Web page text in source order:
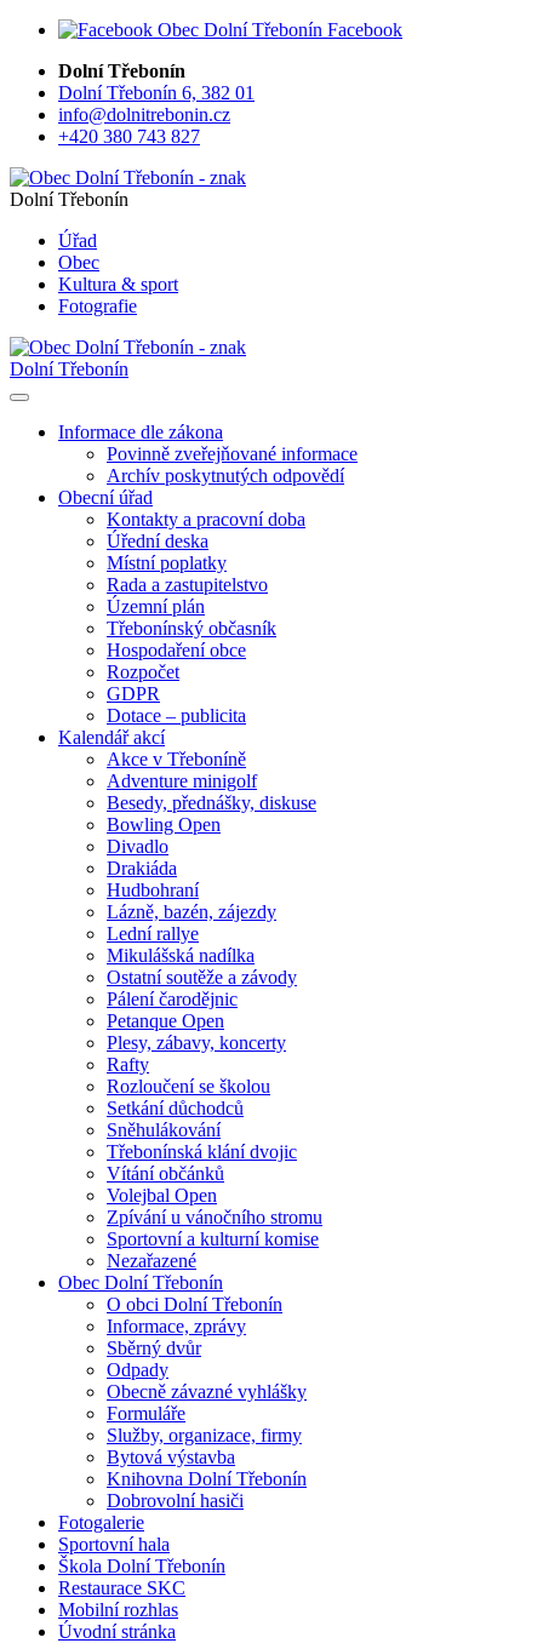
Facebook
Dolní Třebonín
Dolní Třebonín 6, 382 01
info@dolnitrebonin.cz
+420 380 743 827
Dolní Třebonín
Úřad
Obec
Kultura & sport
Fotografie
Dolní Třebonín
Informace dle zákona
Povinně zveřejňované informace
Archív poskytnutých odpovědí
Obecní úřad
Kontakty a pracovní doba
Úřední deska
Místní poplatky
Rada a zastupitelstvo
Územní plán
Třebonínský občasník
Hospodaření obce
Rozpočet
GDPR
Dotace – publicita
Kalendář akcí
Akce v Třeboníně
Adventure minigolf
Besedy, přednášky, diskuse
Bowling Open
Divadlo
Drakiáda
Hudbohraní
Lázně, bazén, zájezdy
Lední rallye
Mikulášská nadílka
Ostatní soutěže a závody
Pálení čarodějnic
Petanque Open
Plesy, zábavy, koncerty
Rafty
Rozloučení se školou
Setkání důchodců
Sněhulákování
Třebonínská klání dvojic
Vítání občánků
Volejbal Open
Zpívání u vánočního stromu
Sportovní a kulturní komise
Nezařazené
Obec Dolní Třebonín
O obci Dolní Třebonín
Informace, zprávy
Sběrný dvůr
Odpady
Obecně závazné vyhlášky
Formuláře
Služby, organizace, firmy
Bytová výstavba
Knihovna Dolní Třebonín
Dobrovolní hasiči
Fotogalerie
Sportovní hala
Škola Dolní Třebonín
Restaurace SKC
Mobilní rozhlas
Úvodní stránka